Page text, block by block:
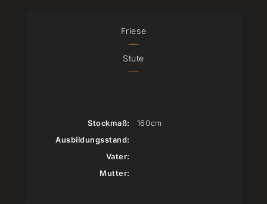
Friese
|
Stute
|
Stockmaß:
160cm
Ausbildungsstand:
Vater:
Mutter: